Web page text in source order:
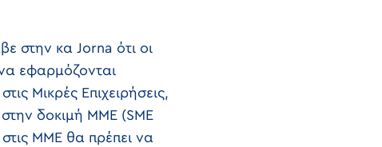
στην κα Jorna ότι οι
εφαρμόζονται
Μικρές Επιχειρήσεις,
δοκιμή ΜΜΕ (SME
ΜΜΕ θα πρέπει να